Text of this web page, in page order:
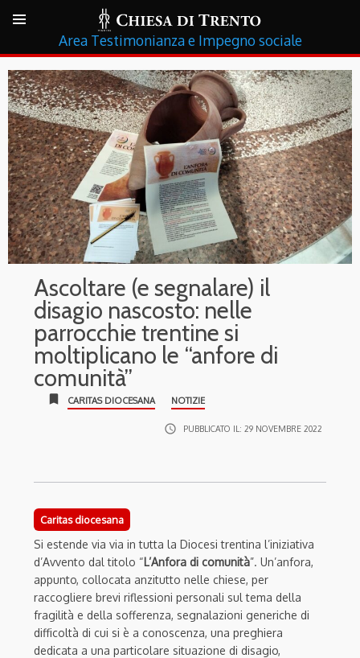
Testimonianza e Impegno sociale
Ascoltare (e segnalare) il
disagio nascosto: nelle
parrocchie trentine si
moltiplicano le “anfore di
comunità”
bookmark CARITAS DIOCESANA NOTIZIE
access_time PUBBLICATO IL: 29 NOVEMBRE 2022
Caritas diocesana
Si estende via via in tutta la Diocesi trentina l’iniziativa
d’Avvento dal titolo “L’Anfora di comunità”. Un’anfora,
appunto, collocata anzitutto nelle chiese, per
raccogliere brevi riflessioni personali sul tema della
fragilità e della sofferenza, segnalazioni generiche di
difficoltà di cui si è a conoscenza, una preghiera
dedicata a una particolare situazione di disagio,